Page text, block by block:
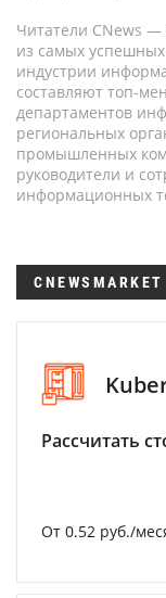
Читатели CNews —
из самых
индустрии
составляют топ-
департаментов
региональных
промышленных
руководители и
информационных
CNEWSMARKET
Рассчитать
От 0.52 руб./